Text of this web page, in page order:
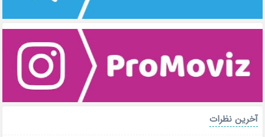
آخرین نظرات